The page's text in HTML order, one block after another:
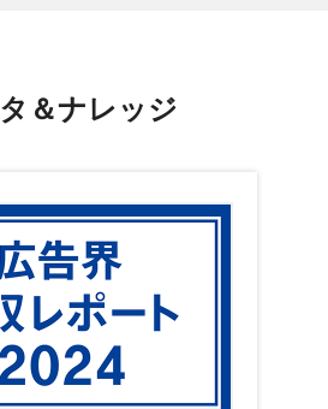
＆ナレッジ